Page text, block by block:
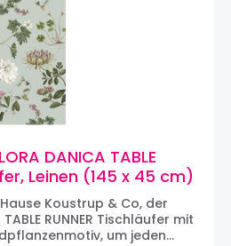
DANICA TABLE
Leinen (145 x 45 cm)
Koustrup & Co, der
RUNNER Tischläufer mit
um jeden